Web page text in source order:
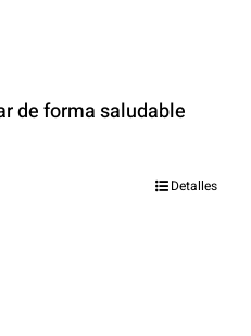
de forma saludable
Detalles